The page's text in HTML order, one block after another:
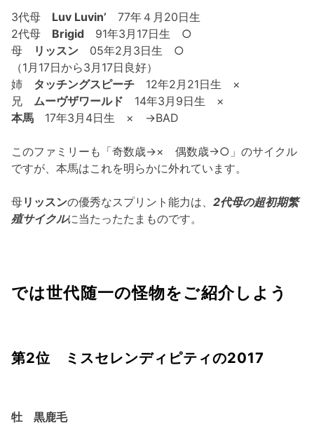
3代母 Luv Luvin’ 77年４月20日生
2代母 Brigid 91年3月17日生 ○
母
リッスン 05年2月3日生 ○
（1月17日から3月17日良好）
姉 タッチングスピーチ 12年2月21日生 ×
兄 ムーヴザワールド 14年3月9日生 ×
本馬 17年3月4日生 × →BAD
このファミリーも「奇数歳→× 偶数歳→○」のサイクル
ですが、本馬はこれを明らかに外れています。
母リッスンの優秀なスプリント能力は、 2代母の超初期繁
殖サイクルに当たったたまものです。
では世代随一の怪物をご紹介しよう
第2位 ミスセレンディピティの2017
牡 黒鹿毛